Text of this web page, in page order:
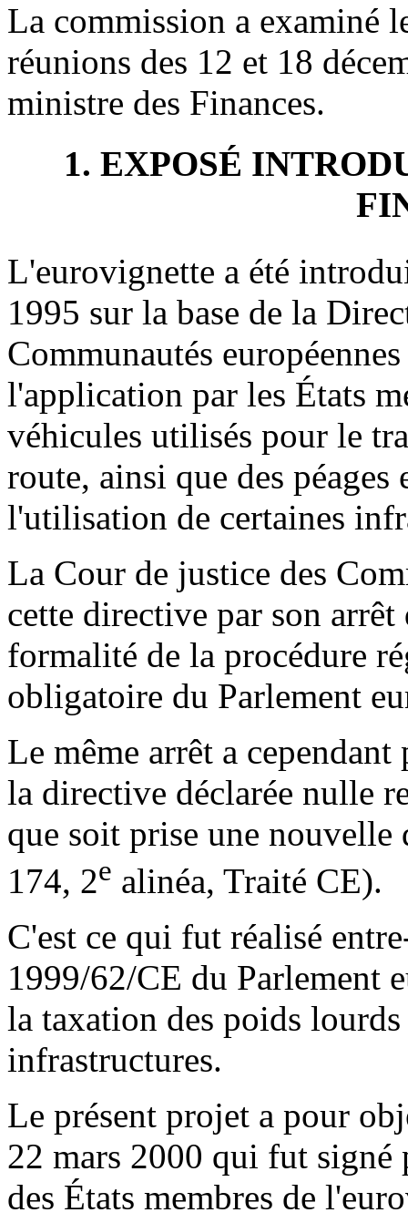
La commission a examiné
réunions des 12 et 18
ministre des Finances.
1. EXPOSÉ
L'eurovignette a été
1995 sur la base de la
Communautés
l'application par les États
véhicules utilisés pour le
route, ainsi que des
l'utilisation de certaines
La Cour de justice des
cette directive par son
formalité de la procédure
obligatoire du Parlement
Le même arrêt a cependant
la directive déclarée nulle
que soit prise une
174, 2e alinéa, Traité CE).
C'est ce qui fut réalisé
1999/62/CE du Parlement
la taxation des poids
infrastructures.
Le présent projet a pour
22 mars 2000 qui fut signé
des États membres de